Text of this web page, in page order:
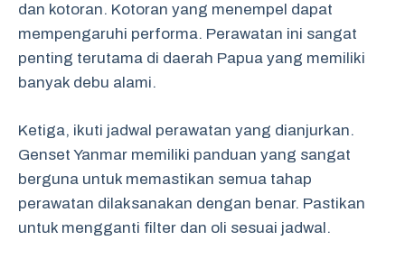
dan kotoran. Kotoran yang menempel dapat
mempengaruhi performa. Perawatan ini sangat
penting terutama di daerah Papua yang memiliki
banyak debu alami.
Ketiga, ikuti jadwal perawatan yang dianjurkan.
Genset Yanmar memiliki panduan yang sangat
berguna untuk memastikan semua tahap
perawatan dilaksanakan dengan benar. Pastikan
untuk mengganti filter dan oli sesuai jadwal.